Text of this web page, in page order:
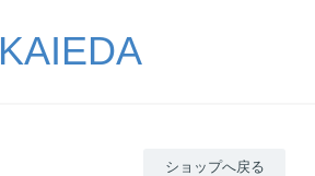
KAIEDA
ショップへ戻る